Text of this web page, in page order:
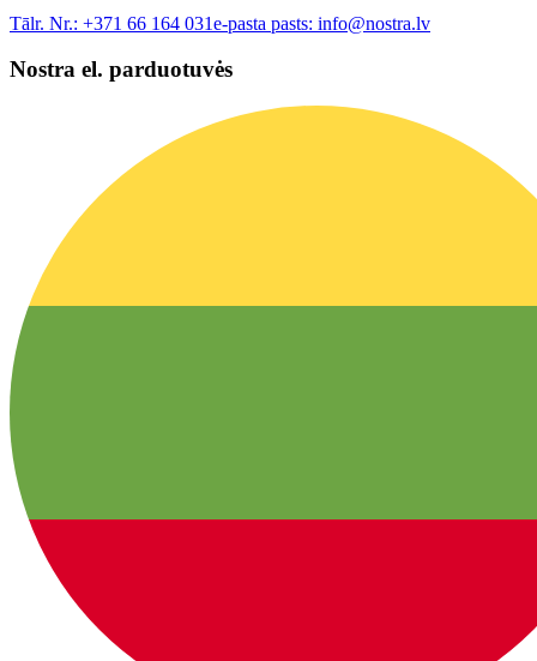
Tālr. Nr.: +371 66 164 031e-pasta pasts: info@nostra.lv
Nostra el. parduotuvės